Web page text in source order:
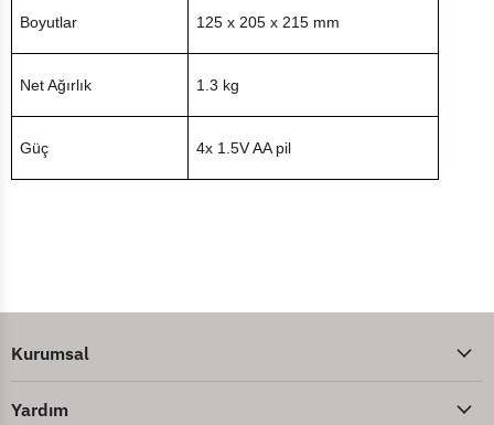
Boyutlar 125 x 205 x 215 mm
Net Ağırlık 1.3 kg
Güç 4x 1.5V AA pil
Kurumsal
Yardım